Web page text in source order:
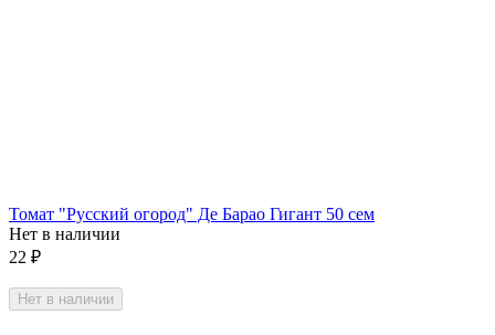
Томат "Русский огород" Де Барао Гигант 50 сем
Нет в наличии
22 ₽
Нет в наличии